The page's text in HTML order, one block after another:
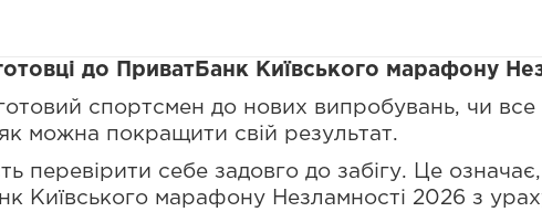
до ПриватБанк Київського марафону
спортсмен до нових випробувань, чи
можна покращити свій результат.
перевірити себе задовго до забігу. Це
Київського марафону Незламності 2026 з